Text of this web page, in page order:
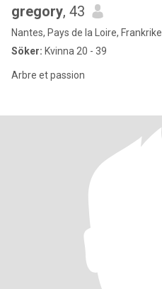
gregory, 43
Nantes, Pays de la Loire, Frankrike
Söker: Kvinna 20 - 39
Arbre et passion